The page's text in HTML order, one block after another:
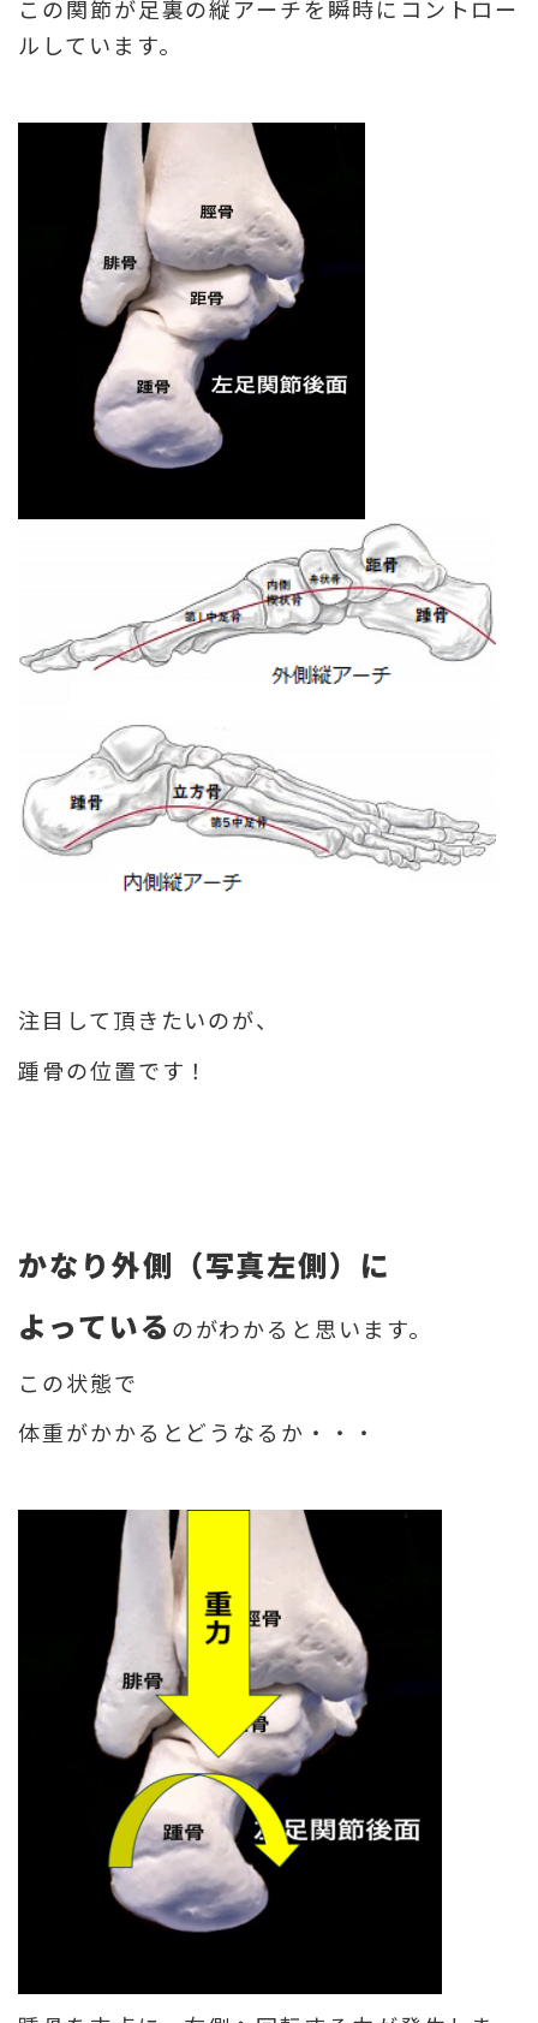
この関節が足裏の縦アーチを瞬時にコントロー
ルしています。
注目して頂きたいのが、
踵骨の位置です！
かなり外側（写真左側）に
よっている のがわかると思います。
この状態で
体重がかかるとどうなるか・・・